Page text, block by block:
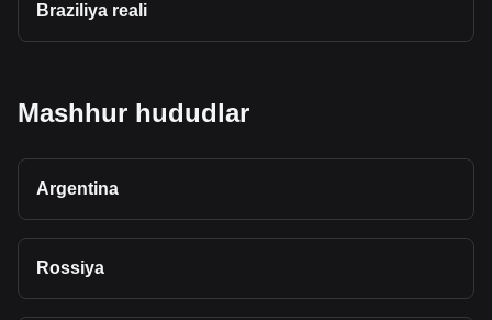
Braziliya reali
Mashhur hududlar
Argentina
Rossiya